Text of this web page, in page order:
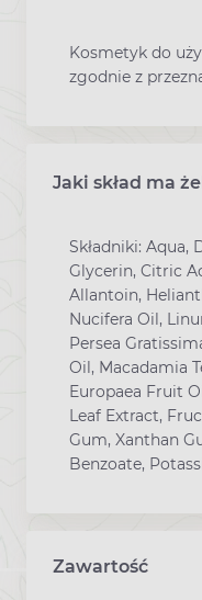
Kosmetyk do
zgodnie z
Jaki skład ma
Składniki:
Glycerin, Citric
Allantoin,
Nucifera Oil,
Persea
Oil, Macadamia
Europaea Fruit
Leaf Extract,
Gum, Xanthan
Benzoate,
Zawartość